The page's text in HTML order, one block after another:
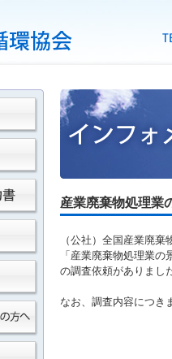
産業廃棄物処理業
（公社）全国産業廃棄
「産業廃棄物処理業
の調査依頼がありまし
なお、調査内容につき